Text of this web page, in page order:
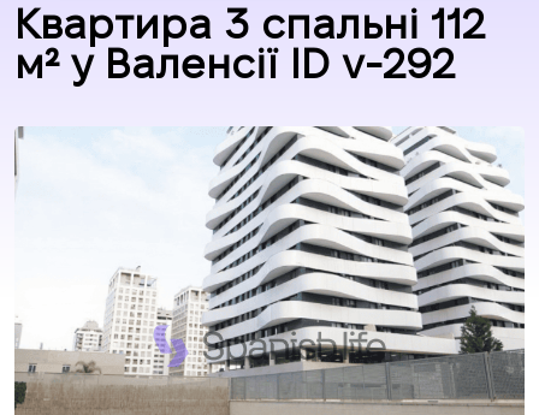
Квартира 3 спальні 112
м² у Валенсії ID v-292